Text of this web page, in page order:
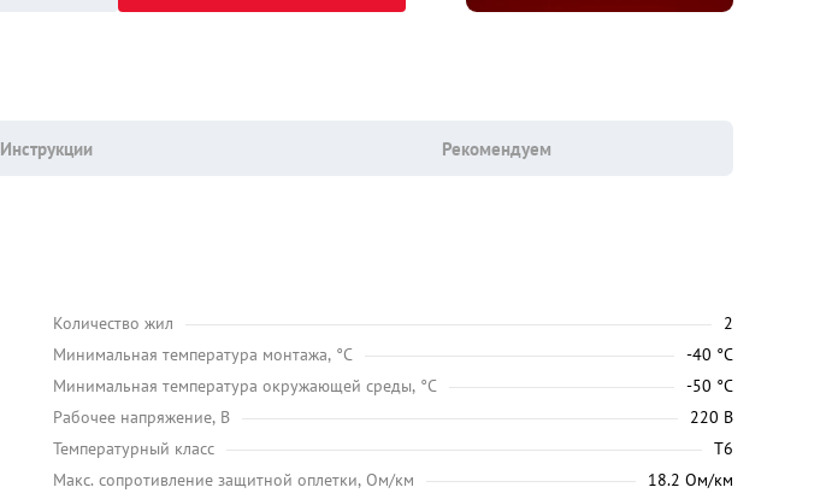
Инструкции Рекомендуем
Количество жил
2
Минимальная температура монтажа, °C
-40 °C
Минимальная температура окружающей среды, °C
-50 °C
Рабочее напряжение, В
220 В
Температурный класс
Т6
Макс. сопротивление защитной оплетки, Ом/км
18.2 Ом/км